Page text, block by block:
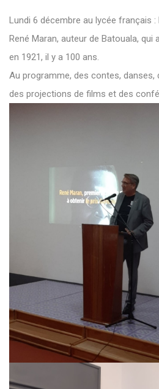
Lundi 6 décembre au lycée français
René Maran, auteur de Batouala, qui
en 1921, il y a 100 ans.
Au programme, des contes, danses,
des projections de films et des